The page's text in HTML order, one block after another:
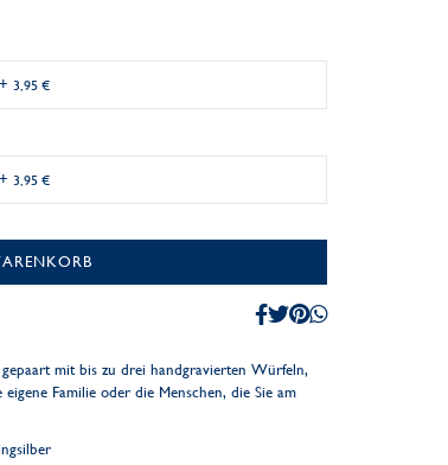
+ 3,95 €
+ 3,95 €
mit bis zu drei handgravierten Würfeln,
Familie oder die Menschen, die Sie am